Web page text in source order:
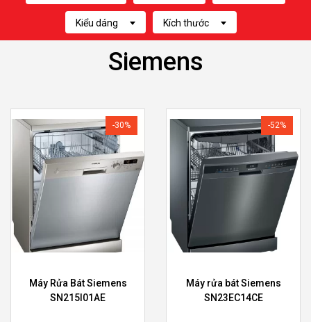
Kiểu dáng Kích thước
Siemens
-30%
Máy Rửa Bát Siemens
SN215I01AE
-52%
Máy rửa bát Siemens
SN23EC14CE